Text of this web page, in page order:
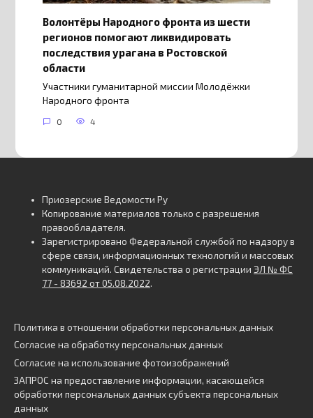
Волонтёры Народного фронта из шести
регионов помогают ликвидировать
последствия урагана в Ростовской
области
Участники гуманитарной миссии Молодёжки
Народного фронта
0 4
Приозерские Ведомости Ру
Копирование материалов только с разрешения
правообладателя.
Зарегистрировано Федеральной службой по надзору в
сфере связи, информационных технологий и массовых
коммуникаций. Свидетельства о регистрации ЭЛ № ФС
77 - 83692 от 05.08.2022.
Политика в отношении обработки персональных данных
Согласие на обработку персональных данных
Согласие на использование фотоизображений
ЗАПРОС на предоставление информации, касающейся
обработки персональных данных субъекта персональных
данных